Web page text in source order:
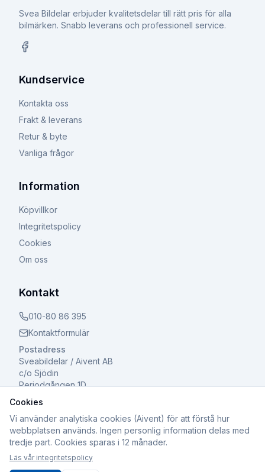
Svea Bildelar erbjuder kvalitetsdelar till rätt pris för alla
bilmärken. Snabb leverans och professionell service.
Kundservice
Kontakta oss
Frakt & leverans
Retur & byte
Vanliga frågor
Information
Köpvillkor
Integritetspolicy
Cookies
Om oss
Kontakt
010-80 86 395
Kontaktformulär
Postadress
Sveabildelar / Aivent AB
c/o Sjödin
Periodgången 1D
611 37 Nyköping
©2026Sveabildelar / Aivent AB. Alla rättigheter
Cookies
Vi använder analytiska cookies (Aivent) för att förstå hur
webbplatsen används. Ingen personlig information delas med
tredje part. Cookies sparas i 12 månader.
Läs vår integritetspolicy